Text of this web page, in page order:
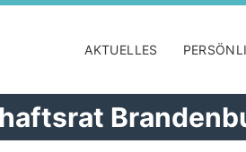
AKTUELLES